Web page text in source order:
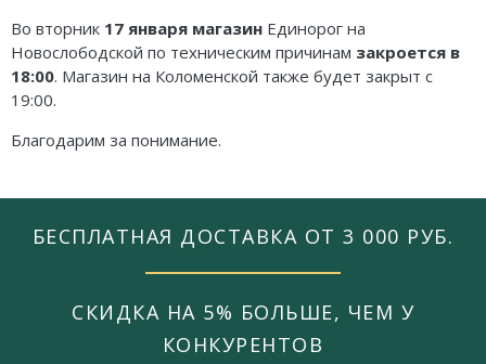
Во вторник 17 января магазин Единорог на
Новослободской по техническим причинам закроется в
18:00. Магазин на Коломенской также будет закрыт с
19:00.
Благодарим за понимание.
БЕСПЛАТНАЯ ДОСТАВКА ОТ 3 000 РУБ.
СКИДКА НА 5% БОЛЬШЕ, ЧЕМ У
КОНКУРЕНТОВ
Тактические
Детективные
Lavka Games
GaGa Games